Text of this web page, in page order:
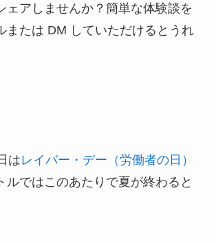
ェアしませんか？簡単な体験談を
または DM していただけるとうれ
はレイバー・デー（労働者の日）
ルではこのあたりで夏が終わると